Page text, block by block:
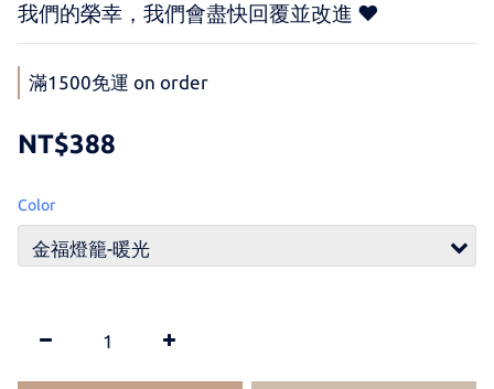
我們的榮幸，我們會盡快回覆並改進 ♥
滿1500免運 on order
NT$388
Color